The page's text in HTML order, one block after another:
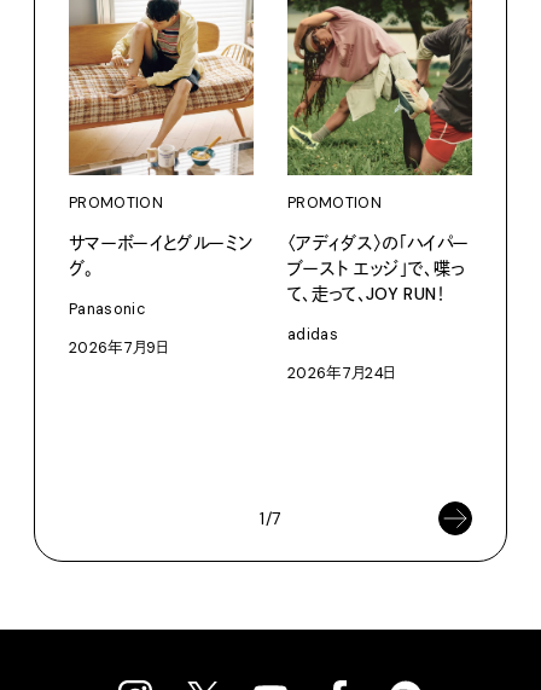
PROMOTION
サマーボーイとグルーミン
グ。
Panasonic
2026年7月9日
PROMOTION
〈アディダス〉の「ハイパー
ブースト エッジ」で、喋っ
て、走って、JOY RUN！
adidas
2026年7月24日
1/7